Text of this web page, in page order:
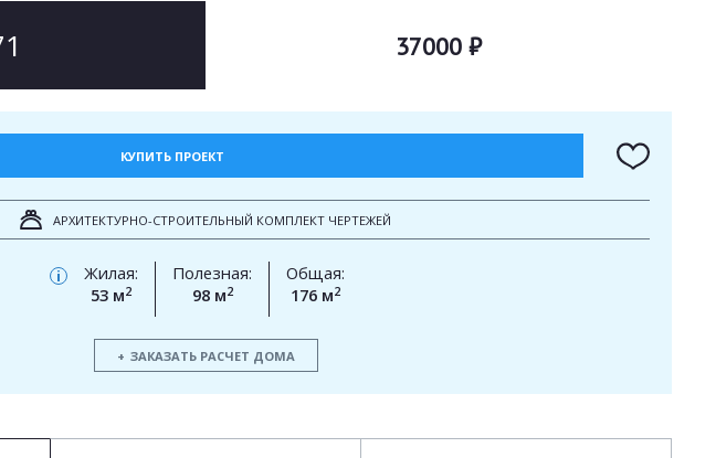
37000 ₽
КУПИТЬ ПРОЕКТ
АРХИТЕКТУРНО-СТРОИТЕЛЬНЫЙ КОМПЛЕКТ ЧЕРТЕЖЕЙ
i
Жилая:
53 м2
Полезная:
98 м2
Общая:
176 м2
ЗАКАЗАТЬ РАСЧЕТ ДОМА